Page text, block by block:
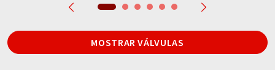
MOSTRAR VÁLVULAS